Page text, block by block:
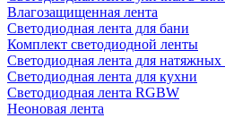
Влагозащищенная лента
Светодиодная лента для бани
Комплект светодиодной ленты
Светодиодная лента для натяжных
Светодиодная лента для кухни
Светодиодная лента RGBW
Неоновая лента